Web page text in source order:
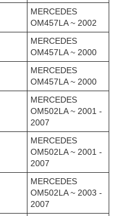
MERCEDES
OM457LA ~ 2002
MERCEDES
OM457LA ~ 2000
MERCEDES
OM457LA ~ 2000
MERCEDES
OM502LA ~ 2001 -
2007
MERCEDES
OM502LA ~ 2001 -
2007
MERCEDES
OM502LA ~ 2003 -
2007